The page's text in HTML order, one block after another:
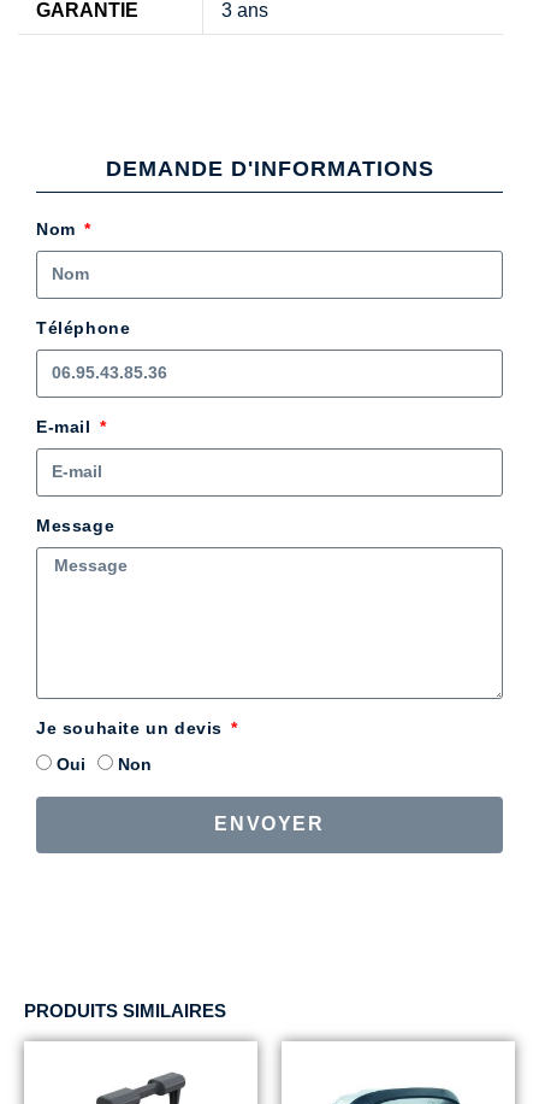
GARANTIE 3 ans
DEMANDE D'INFORMATIONS
Nom
Téléphone
E-mail
Message
Je souhaite un devis
Oui
Non
ENVOYER
PRODUITS SIMILAIRES